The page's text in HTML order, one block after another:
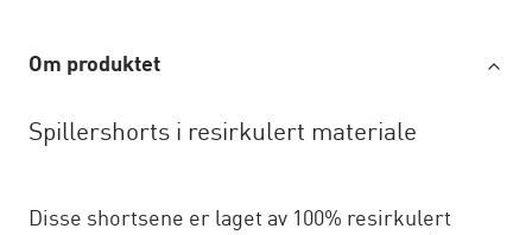
Om produktet
Spillershorts i resirkulert materiale
Disse shortsene er laget av 100% resirkulert